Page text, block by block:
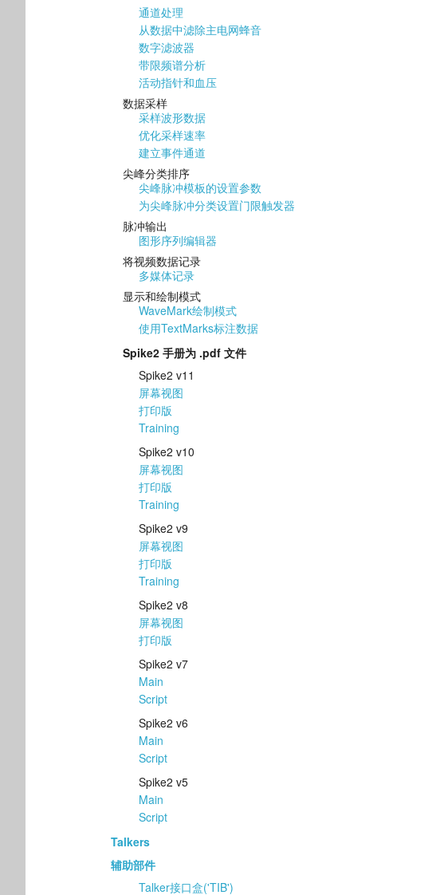
通道处理
从数据中滤除主电网蜂音
数字滤波器
带限频谱分析
活动指针和血压
数据采样
采样波形数据
优化采样速率
建立事件通道
尖峰分类排序
尖峰脉冲模板的设置参数
为尖峰脉冲分类设置门限触发器
脉冲输出
图形序列编辑器
将视频数据记录
多媒体记录
显示和绘制模式
WaveMark绘制模式
使用TextMarks标注数据
Spike2 手册为 .pdf 文件
Spike2 v11
屏幕视图
打印版
Training
Spike2 v10
屏幕视图
打印版
Training
Spike2 v9
屏幕视图
打印版
Training
Spike2 v8
屏幕视图
打印版
Spike2 v7
Main
Script
Spike2 v6
Main
Script
Spike2 v5
Main
Script
Talkers
辅助部件
Talker接口盒('TIB')